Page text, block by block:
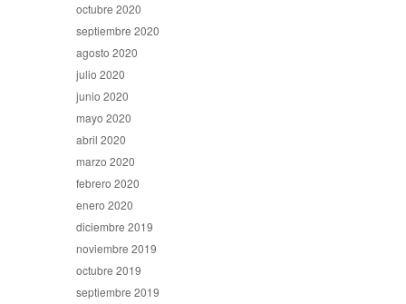
octubre 2020
septiembre 2020
agosto 2020
julio 2020
junio 2020
mayo 2020
abril 2020
marzo 2020
febrero 2020
enero 2020
diciembre 2019
noviembre 2019
octubre 2019
septiembre 2019